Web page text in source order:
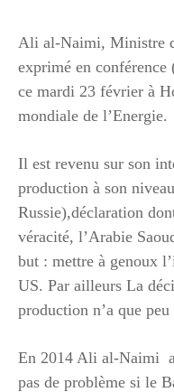
Ali al-Naimi, Ministre
exprimé en
ce mardi 23 février à
mondiale de l’Energie.
Il est revenu sur son
production à son
Russie),déclaration
véracité, l’Arabie
but : mettre à genoux
US. Par ailleurs La
production n’a que
En 2014 Ali al-Naimi
pas de problème si le